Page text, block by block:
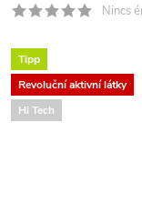
Nincs
Tipp
Revoluční aktivní látky
Hi Tech